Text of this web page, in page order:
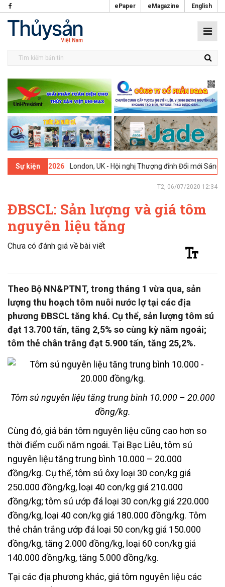
ePaper eMagazine English
Sự kiện
09-02-2026 London, UK - Hội nghị Thượng đỉnh Đổi mới Sáng tạo
T2, 06/07/2020 12:34
ĐBSCL: Sản lượng và giá tôm
nguyên liệu tăng
Chưa có đánh giá về bài viết
Theo Bộ NN&PTNT, trong tháng 1 vừa qua, sản
lượng thu hoạch tôm nuôi nước lợ tại các địa
phương ĐBSCL tăng khá. Cụ thể, sản lượng tôm sú
đạt 13.700 tấn, tăng 2,5% so cùng kỳ năm ngoái;
tôm thẻ chân trắng đạt 5.900 tấn, tăng 25,2%.
Tôm sú nguyên liệu tăng trung bình 10.000 – 20.000
đồng/kg.
Cùng đó, giá bán tôm nguyên liệu cũng cao hơn so
thời điểm cuối năm ngoái. Tại Bạc Liêu, tôm sú
nguyên liệu tăng trung bình 10.000 – 20.000
đồng/kg. Cụ thể, tôm sú ôxy loại 30 con/kg giá
250.000 đồng/kg, loại 40 con/kg giá 210.000
đồng/kg; tôm sú ướp đá loại 30 con/kg giá 220.000
đồng/kg, loại 40 con/kg giá 180.000 đồng/kg. Tôm
thẻ chân trắng ướp đá loại 50 con/kg giá 150.000
đồng/kg, tăng 2.000 đồng/kg, loại 60 con/kg giá
140.000 đồng/kg, tăng 5.000 đồng/kg.
Tại các địa phương khác, giá tôm nguyên liệu các